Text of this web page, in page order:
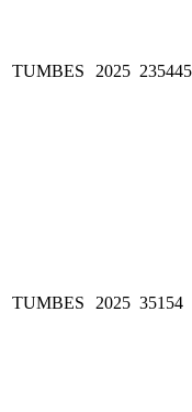
TUMBES 2025 235445
TUMBES 2025 35154